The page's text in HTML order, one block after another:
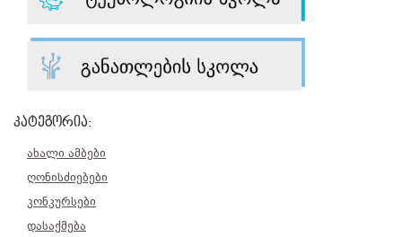
კატეგორია:
ახალი ამბები
ღონისძიებები
კონკურსები
დასაქმება